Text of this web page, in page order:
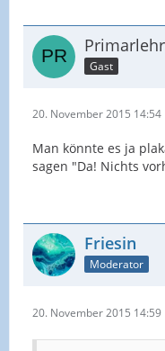
Gast
20. November 2015 14:54
Man könnte es ja
sagen "Da! Nichts
Friesin
Moderator
20. November 2015 14:59